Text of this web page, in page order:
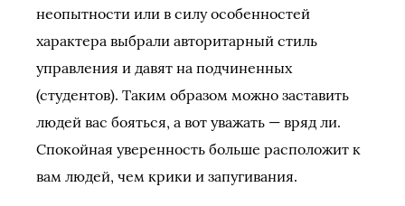
неопытности или в силу особенностей
характера выбрали авторитарный стиль
управления и давят на подчиненных
(студентов). Таким образом можно заставить
людей вас бояться, а вот уважать — вряд ли.
Спокойная уверенность больше расположит к
вам людей, чем крики и запугивания.